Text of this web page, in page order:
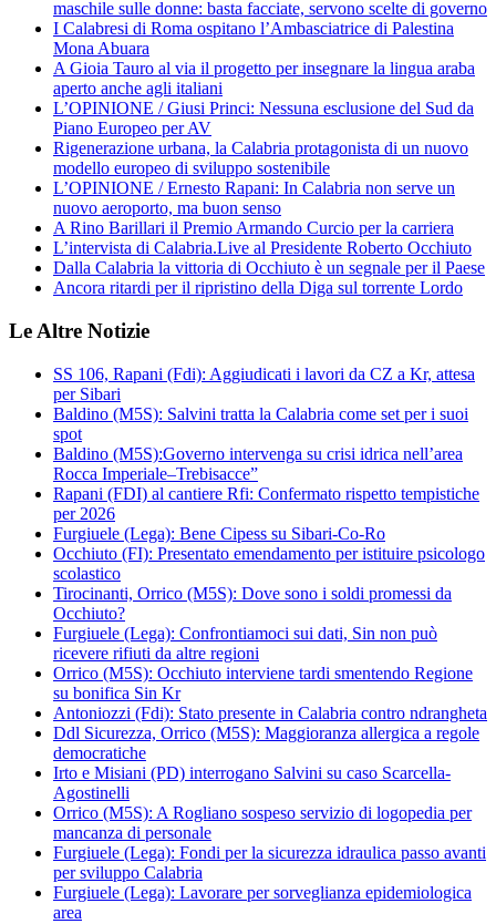
maschile sulle donne: basta facciate, servono scelte di governo
I Calabresi di Roma ospitano l’Ambasciatrice di Palestina
Mona Abuara
A Gioia Tauro al via il progetto per insegnare la lingua araba
aperto anche agli italiani
L’OPINIONE / Giusi Princi: Nessuna esclusione del Sud da
Piano Europeo per AV
Rigenerazione urbana, la Calabria protagonista di un nuovo
modello europeo di sviluppo sostenibile
L’OPINIONE / Ernesto Rapani: In Calabria non serve un
nuovo aeroporto, ma buon senso
A Rino Barillari il Premio Armando Curcio per la carriera
L’intervista di Calabria.Live al Presidente Roberto Occhiuto
Dalla Calabria la vittoria di Occhiuto è un segnale per il Paese
Ancora ritardi per il ripristino della Diga sul torrente Lordo
Le Altre Notizie
SS 106, Rapani (Fdi): Aggiudicati i lavori da CZ a Kr, attesa
per Sibari
Baldino (M5S): Salvini tratta la Calabria come set per i suoi
spot
Baldino (M5S):Governo intervenga su crisi idrica nell’area
Rocca Imperiale–Trebisacce”
Rapani (FDI) al cantiere Rfi: Confermato rispetto tempistiche
per 2026
Furgiuele (Lega): Bene Cipess su Sibari-Co-Ro
Occhiuto (FI): Presentato emendamento per istituire psicologo
scolastico
Tirocinanti, Orrico (M5S): Dove sono i soldi promessi da
Occhiuto?
Furgiuele (Lega): Confrontiamoci sui dati, Sin non può
ricevere rifiuti da altre regioni
Orrico (M5S): Occhiuto interviene tardi smentendo Regione
su bonifica Sin Kr
Antoniozzi (Fdi): Stato presente in Calabria contro ndrangheta
Ddl Sicurezza, Orrico (M5S): Maggioranza allergica a regole
democratiche
Irto e Misiani (PD) interrogano Salvini su caso Scarcella-
Agostinelli
Orrico (M5S): A Rogliano sospeso servizio di logopedia per
mancanza di personale
Furgiuele (Lega): Fondi per la sicurezza idraulica passo avanti
per sviluppo Calabria
Furgiuele (Lega): Lavorare per sorveglianza epidemiologica
area